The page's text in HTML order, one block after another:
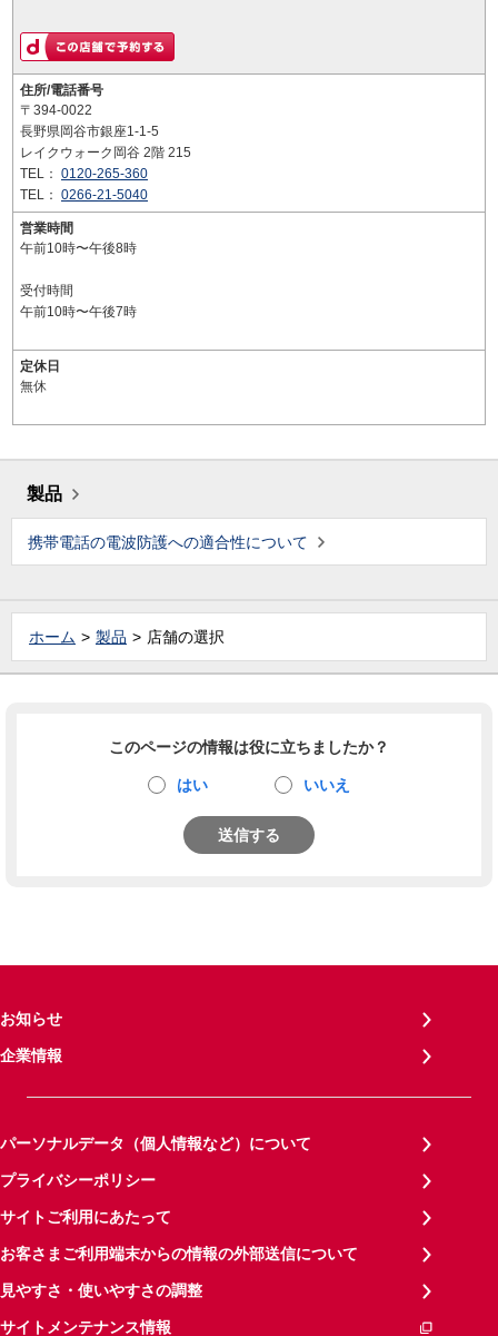
住所/電話番号
〒394-0022
長野県岡谷市銀座1-1-5
レイクウォーク岡谷 2階 215
TEL： 0120-265-360
TEL： 0266-21-5040
営業時間
午前10時〜午後8時
受付時間
午前10時〜午後7時
定休日
無休
製品
携帯電話の電波防護への適合性について
ホーム 製品 店舗の選択
このページの情報は役に立ちましたか？
はい いいえ
送信する
お知らせ
企業情報
パーソナルデータ（個人情報など）について
プライバシーポリシー
サイトご利用にあたって
お客さまご利用端末からの情報の外部送信について
見やすさ・使いやすさの調整
サイトメンテナンス情報